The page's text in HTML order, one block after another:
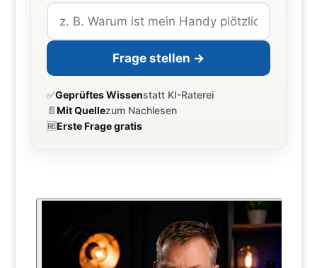
Frage stellen →
✅Geprüftes Wissenstatt KI-Raterei
📄Mit Quellezum Nachlesen
🆓Erste Frage gratis